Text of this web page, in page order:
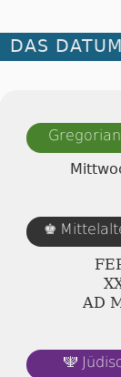
DAS
♚
AD
🕎